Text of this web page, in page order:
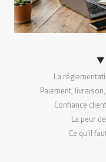
La
Paiement,
Confiance
La peur
Ce qu’il